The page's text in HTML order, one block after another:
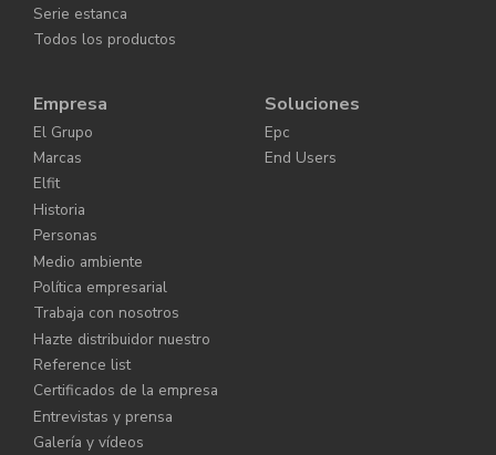
Serie estanca
Todos los productos
Empresa
El Grupo
Marcas
Elfit
Historia
Personas
Medio ambiente
Política empresarial
Trabaja con nosotros
Hazte distribuidor nuestro
Reference list
Certificados de la empresa
Entrevistas y prensa
Galería y vídeos
Soluciones
Epc
End Users